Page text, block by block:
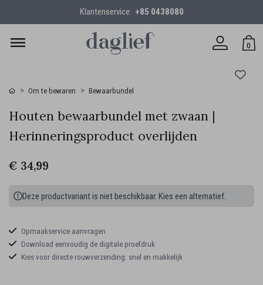
Klantenservice: +85 0438080
0
Om te bewaren Bewaarbundel
Houten bewaarbundel met zwaan |
Herinneringsproduct overlijden
€ 34,99
Deze productvariant is niet beschikbaar. Kies een alternatief.
Opmaakservice aanvragen
Download eenvoudig de digitale proefdruk
Kies voor directe rouwverzending: snel en makkelijk